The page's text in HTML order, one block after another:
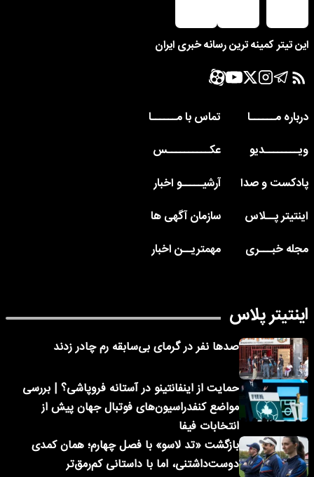
این تیتر کمینه ترین رسانه خبری ایران
درباره مــــــا
تماس با مــــــا
ویــــــــدیو
عکــــــــــس
پادکست و صدا
آرشیـــــو اخبار
اینتیتر پــلاس
سازمان آگهی ها
مجله خبـــری
مهمتریــن اخبار
اینتیتر پلاس
صدها نفر در گرمای بی‌سابقه رم چادر زدند
حمایت از اینفانتینو در آستانه فروپاشی؟ | بررسی
مواضع کنفدراسیون‌های فوتبال جهان پیش از
انتخابات فیفا
بازگشت «تد لاسو» با فصل چهارم؛ همان کمدی
دوست‌داشتنی، اما با داستانی کم‌رمق‌تر